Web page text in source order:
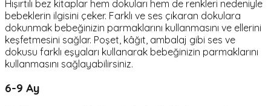
Hışırtılı bez kitaplar hem dokuları hem de renkleri nedeniyle
bebeklerin ilgisini çeker. Farklı ve ses çıkaran dokulara
dokunmak bebeğinizin parmaklarını kullanmasını ve ellerini
keşfetmesini sağlar. Poşet, kâğıt, ambalaj gibi ses ve
dokusu farklı eşyaları kullanarak bebeğinizin parmaklarını
kullanmasını sağlayabilirsiniz.
6-9 Ay